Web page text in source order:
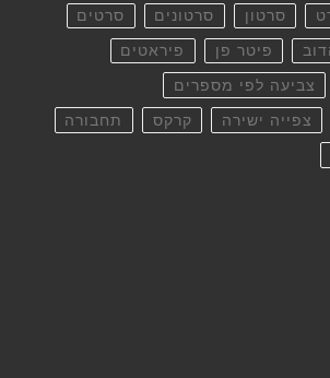
סרטון סרטונים סרטים
פיטר פן פיראטים
צביעה לפי מספרים
צפייה ישירה קרקס תחבורה